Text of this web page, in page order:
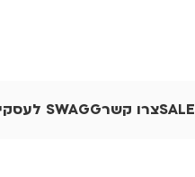
SALEצרו קשרSWAGG לעסקים